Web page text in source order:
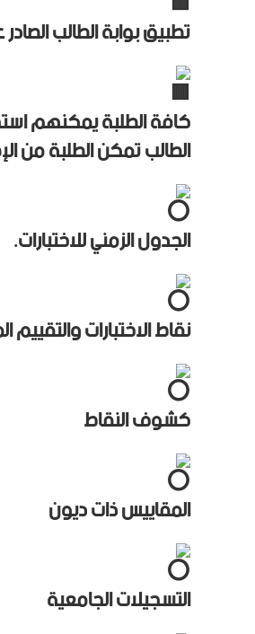
تطبيق بوابة الطالب
الطالب تمكن الطلبة من
الجدول الزمني للاختبارات.
نقاط الاختبارات والتقييم
كشوف النقاط
المقاييس ذات ديون
التسجيلات الجامعية